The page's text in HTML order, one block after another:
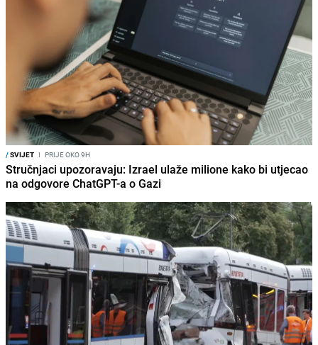
/SVIJET I PRIJE OKO 9H
Stručnjaci upozoravaju: Izrael ulaže milione kako bi utjecao
na odgovore ChatGPT-a o Gazi